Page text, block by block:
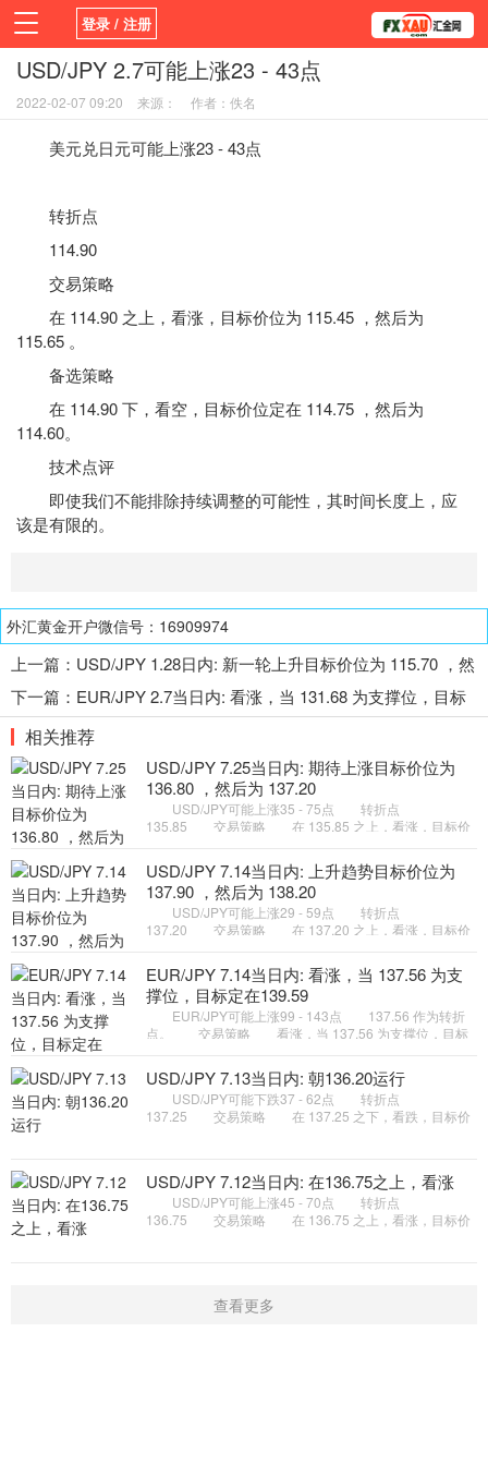
登录 / 注册
首页 新闻 观点
平台
指标EA 书籍
USD/JPY 2.7可能上涨23 - 43点
2022-02-07 09:20 来源： 作者：佚名
美元兑日元可能上涨23 - 43点
转折点
114.90
交易策略
在 114.90 之上，看涨，目标价位为 115.45 ，然后为
115.65 。
备选策略
在 114.90 下，看空，目标价位定在 114.75 ，然后为
114.60。
技术点评
即使我们不能排除持续调整的可能性，其时间长度上，应
该是有限的。
外汇黄金开户微信号：16909974
上一篇： USD/JPY 1.28日内: 新一轮上升目标价位为 115.70 ，然
后为 115.90
下一篇： EUR/JPY 2.7当日内: 看涨，当 131.68 为支撑位，目标
定在132.74
相关推荐
USD/JPY 7.25当日内: 期待上涨目标价位为
136.80 ，然后为 137.20
USD/JPY可能上涨35 - 75点 转折点
135.85 交易策略 在 135.85 之上，看涨，目标价
135.85 下，看空，目标价位定在
USD/JPY 7.14当日内: 上升趋势目标价位为
137.90 ，然后为 138.20
USD/JPY可能上涨29 - 59点 转折点
137.20 交易策略 在 137.20 之上，看涨，目标价
137.20 下，看空，目标价位定在
EUR/JPY 7.14当日内: 看涨，当 137.56 为支
撑位，目标定在139.59
EUR/JPY可能上涨99 - 143点 137.56 作为转折
点。 交易策略 看涨，当 137.56 为支撑位，目标
EUR/JPY 目标方向定在 136
USD/JPY 7.13当日内: 朝136.20运行
USD/JPY可能下跌37 - 62点 转折点
137.25 交易策略 在 137.25 之下，看跌，目标价
USD/JPY 7.12当日内: 在136.75之上，看涨
USD/JPY可能上涨45 - 70点 转折点
136.75 交易策略 在 136.75 之上，看涨，目标价
查看更多